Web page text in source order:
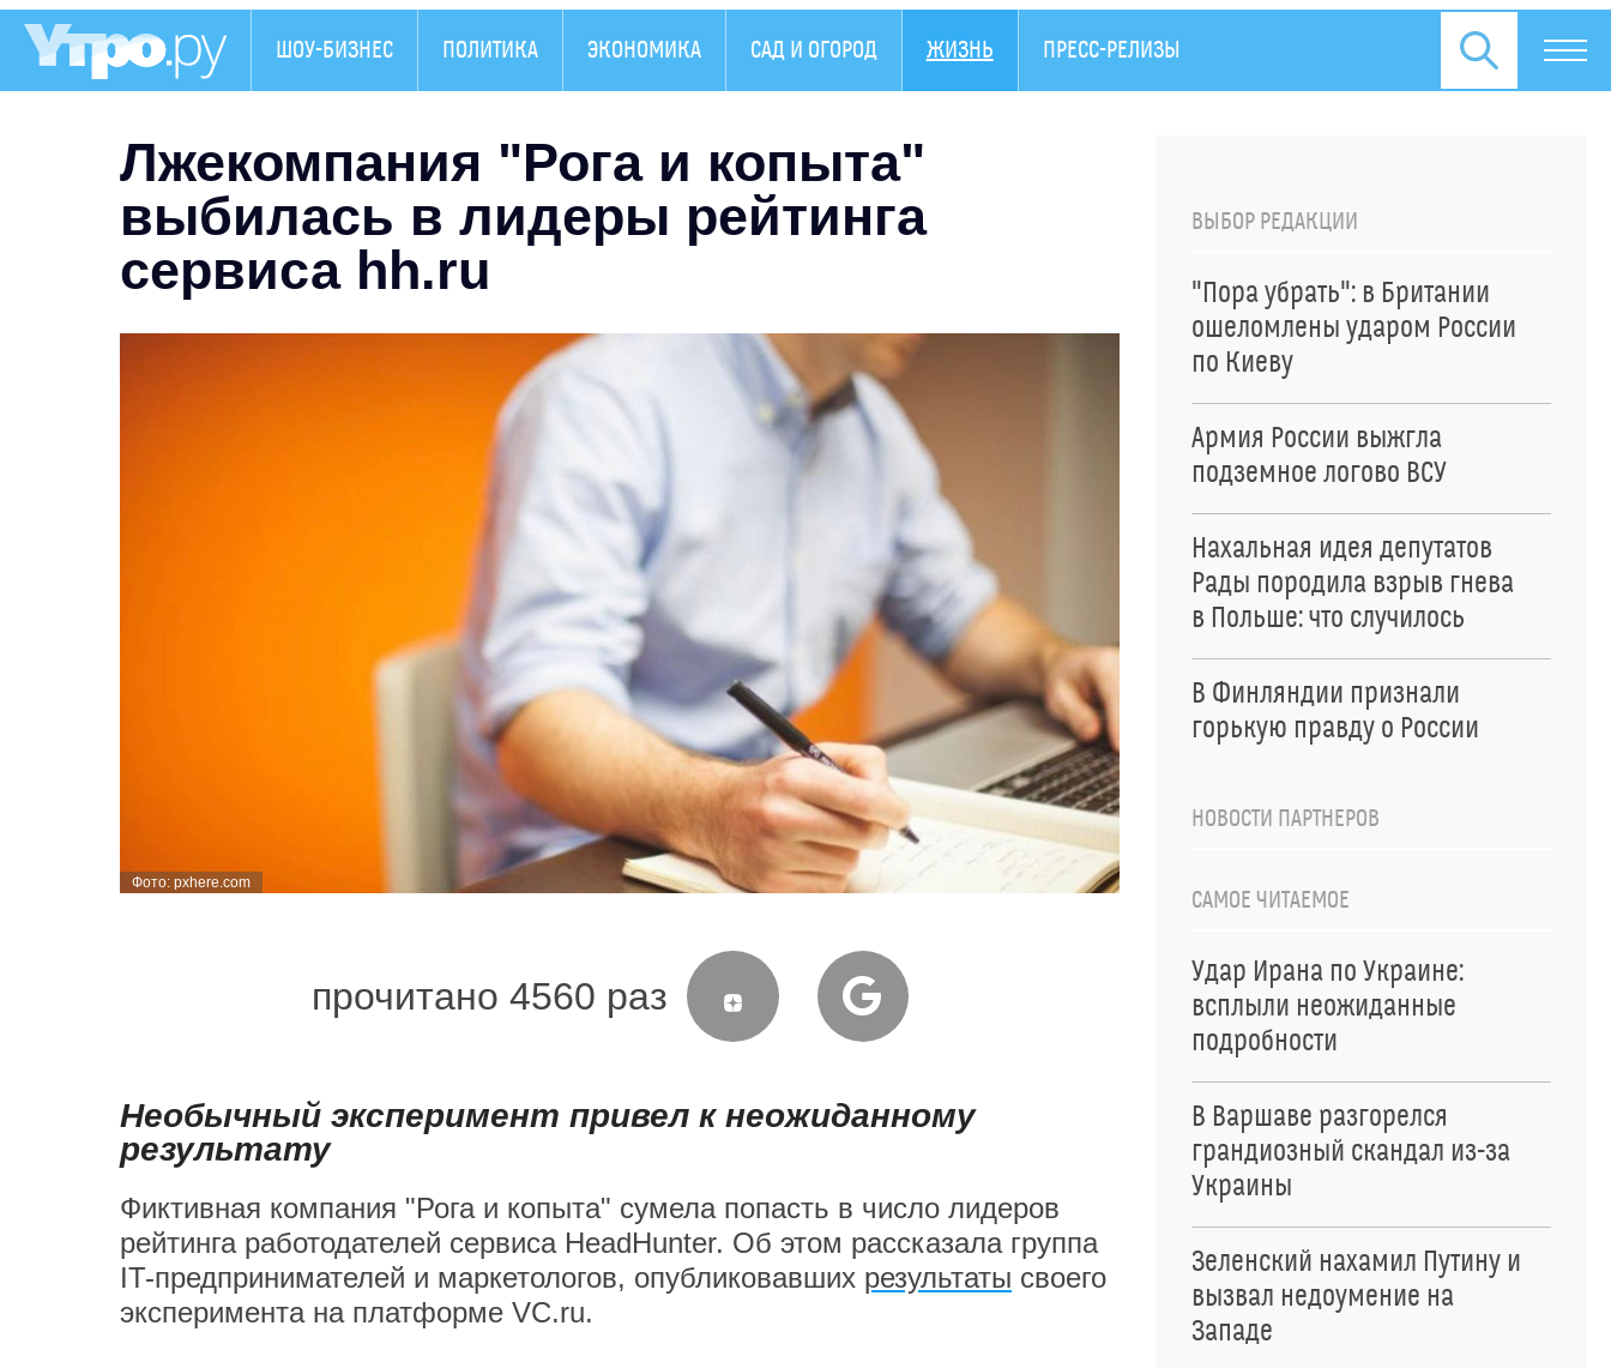
ШОУ-БИЗНЕС ПОЛИТИКА ЭКОНОМИКА САД И ОГОРОД ЖИЗНЬ ПРЕСС-РЕЛИЗЫ
Лжекомпания "Рога и копыта"
выбилась в лидеры рейтинга
сервиса hh.ru
Фото: pxhere.com
прочитано 4560 раз
Необычный эксперимент привел к неожиданному
результату
Фиктивная компания "Рога и копыта" сумела попасть в число лидеров
рейтинга работодателей сервиса HeadHunter. Об этом рассказала группа
IT-предпринимателей и маркетологов, опубликовавших результаты своего
эксперимента на платформе VC.ru.
ВЫБОР РЕДАКЦИИ
"Пора убрать": в Британии
ошеломлены ударом России
по Киеву
Армия России выжгла
подземное логово ВСУ
Нахальная идея депутатов
Рады породила взрыв гнева
в Польше: что случилось
В Финляндии признали
горькую правду о России
НОВОСТИ ПАРТНЕРОВ
САМОЕ ЧИТАЕМОЕ
Удар Ирана по Украине:
всплыли неожиданные
подробности
В Варшаве разгорелся
грандиозный скандал из-за
Украины
Зеленский нахамил Путину и
вызвал недоумение на
Западе